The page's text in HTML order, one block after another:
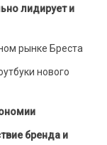
лидирует и
рынке Бреста
нового
бренда и